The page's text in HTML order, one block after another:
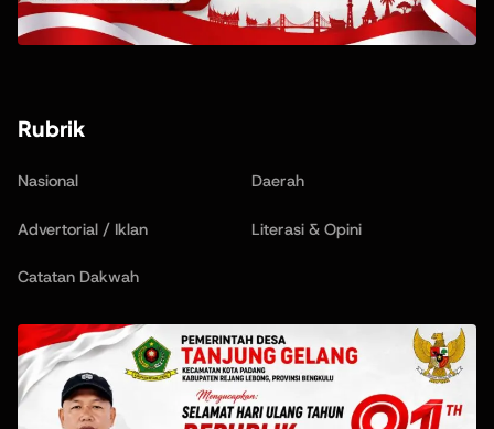
Rubrik
Nasional Daerah
Advertorial / Iklan Literasi & Opini
Catatan Dakwah